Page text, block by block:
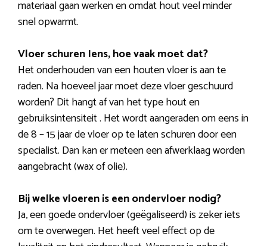
materiaal gaan werken en omdat hout veel minder
snel opwarmt.
Vloer schuren Iens, hoe vaak moet dat?
Het onderhouden van een houten vloer is aan te
raden. Na hoeveel jaar moet deze vloer geschuurd
worden? Dit hangt af van het type hout en
gebruiksintensiteit . Het wordt aangeraden om eens in
de 8 – 15 jaar de vloer op te laten schuren door een
specialist. Dan kan er meteen een afwerklaag worden
aangebracht (wax of olie).
Bij welke vloeren is een ondervloer nodig?
Ja, een goede ondervloer (geëgaliseerd) is zeker iets
om te overwegen. Het heeft veel effect op de